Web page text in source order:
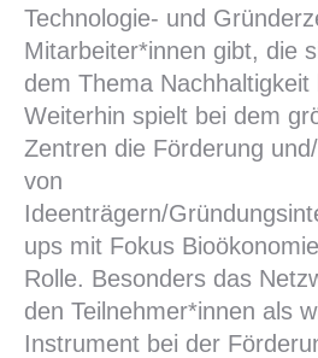
Technologie- und
Mitarbeiter*innen gibt, die
dem Thema Nachhaltigkeit
Weiterhin spielt bei dem
Zentren die Förderung
von
Ideenträgern/
ups mit Fokus
Rolle. Besonders das
den Teilnehmer*innen als
Instrument bei der